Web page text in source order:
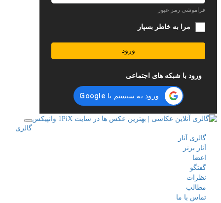
فراموشی رمز عبور
مرا به خاطر بسپار
ورود
ورود با شبکه های اجتماعی
گالری
گالری آثار
آثار برتر
اعضا
گفتگو
نظرات
مطالب
تماس با ما